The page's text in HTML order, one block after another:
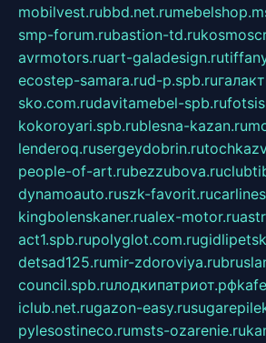
mobilvest.rubbd.net.ru
smp-forum.rubastion-td.ru
avrmotors.ruart-galadesign.ru
ecostep-samara.rud-p.spb.ru
sko.com.rudavitamebel-spb.ru
kokoroyari.spb.rublesna-kazan.ru
lenderoq.rusergeydobrin.ru
people-of-art.rubezzubova.ru
dynamoauto.ruszk-favorit.ru
kingbolenskaner.rualex-motor.ru
act1.spb.rupolyglot.com.ru
detsad125.rumir-zdoroviya.ru
council.spb.ruлодкипатриот.рф
iclub.net.rugazon-easy.ru
pylesostineco.rumsts-ozarenie.ru